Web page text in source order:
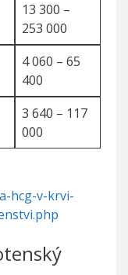
13 300 –
253 000
4 060 – 65
400
3 640 – 117
000
hcg-v-krvi-